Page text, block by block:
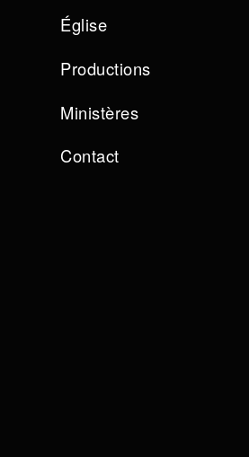
Église
Productions
Ministères
Contact